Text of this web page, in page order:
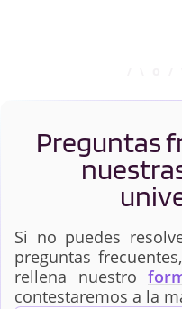
Preguntas
Si no puedes
preguntas
rellena nuestro
contestaremos a la